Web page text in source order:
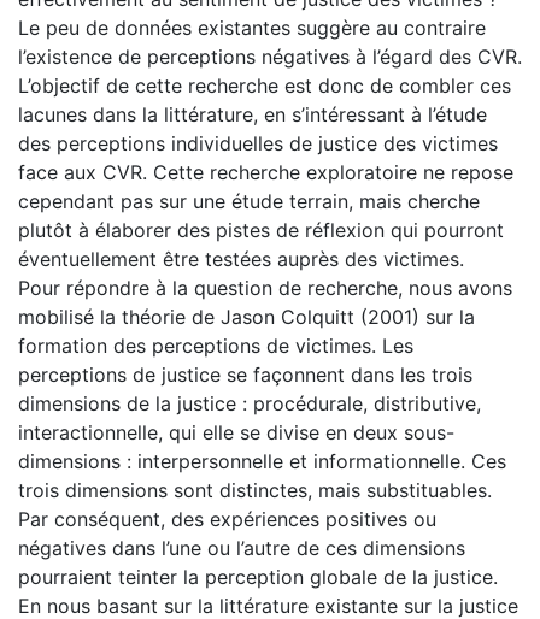
Le peu de données existantes suggère au contraire
l’existence de perceptions négatives à l’égard des CVR.
L’objectif de cette recherche est donc de combler ces
lacunes dans la littérature, en s’intéressant à l’étude
des perceptions individuelles de justice des victimes
face aux CVR. Cette recherche exploratoire ne repose
cependant pas sur une étude terrain, mais cherche
plutôt à élaborer des pistes de réflexion qui pourront
éventuellement être testées auprès des victimes.
Pour répondre à la question de recherche, nous avons
mobilisé la théorie de Jason Colquitt (2001) sur la
formation des perceptions de victimes. Les
perceptions de justice se façonnent dans les trois
dimensions de la justice : procédurale, distributive,
interactionnelle, qui elle se divise en deux sous-
dimensions : interpersonnelle et informationnelle. Ces
trois dimensions sont distinctes, mais substituables.
Par conséquent, des expériences positives ou
négatives dans l’une ou l’autre de ces dimensions
pourraient teinter la perception globale de la justice.
En nous basant sur la littérature existante sur la justice